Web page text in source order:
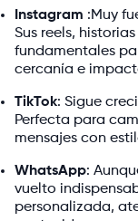
Instagram :Muy
Sus reels,
fundamentales
cercanía e
TikTok: Sigue
Perfecta para
mensajes con
WhatsApp:
vuelto
personalizada,